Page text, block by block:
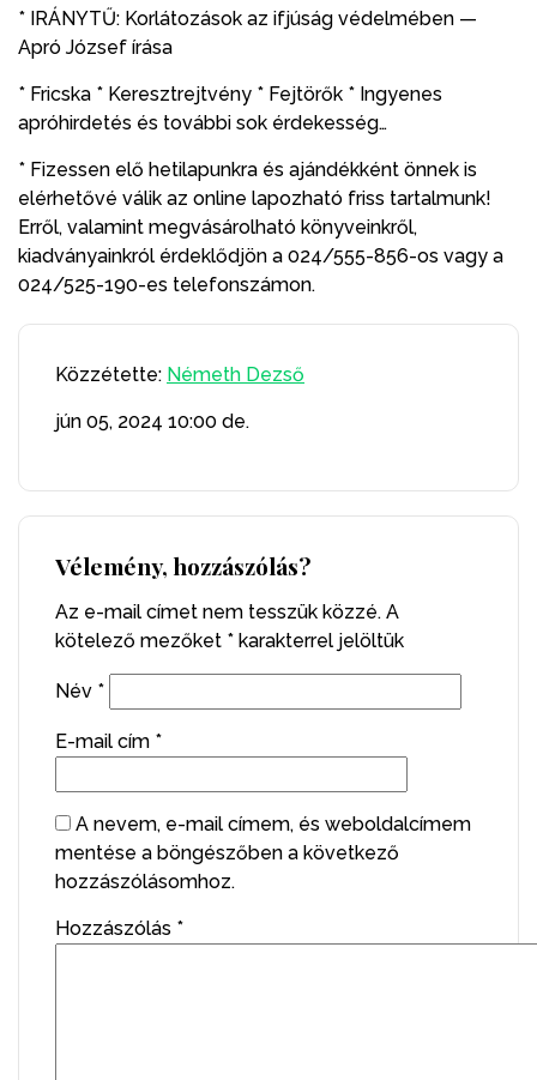
* IRÁNYTŰ: Korlátozások az ifjúság védelmében —
Apró József írása
* Fricska * Keresztrejtvény * Fejtörők * Ingyenes
apróhirdetés és további sok érdekesség…
* Fizessen elő hetilapunkra és ajándékként önnek is
elérhetővé válik az online lapozható friss tartalmunk!
Erről, valamint megvásárolható könyveinkről,
kiadványainkról érdeklődjön a 024/555-856-os vagy a
024/525-190-es telefonszámon.
Közzétette: Németh Dezső
jún 05, 2024 10:00 de.
Vélemény, hozzászólás?
Az e-mail címet nem tesszük közzé. A
kötelező mezőket * karakterrel jelöltük
Név *
E-mail cím *
A nevem, e-mail címem, és weboldalcímem
mentése a böngészőben a következő
hozzászólásomhoz.
Hozzászólás *